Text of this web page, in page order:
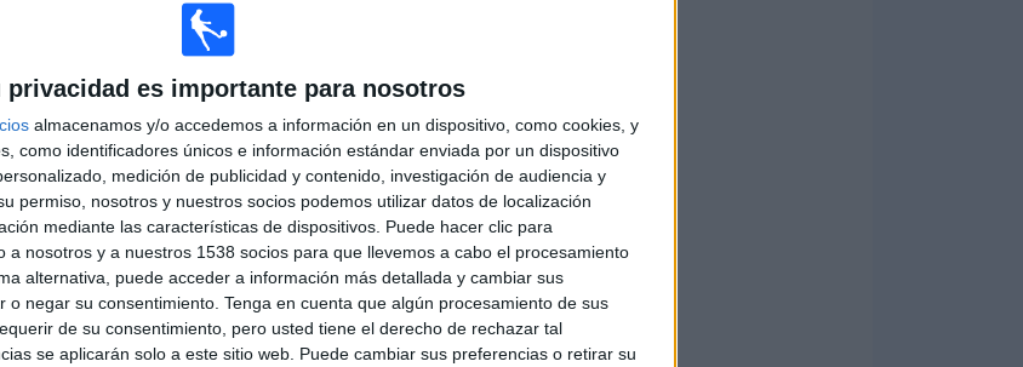
privacidad es importante para nosotros
almacenamos y/o accedemos a información en un dispositivo, como cookies, y
como identificadores únicos e información estándar enviada por un dispositivo
medición de publicidad y contenido, investigación de audiencia y
permiso, nosotros y nuestros socios podemos utilizar datos de localización
mediante las características de dispositivos. Puede hacer clic para
a nosotros y a nuestros 1538 socios para que llevemos a cabo el procesamiento
alternativa, puede acceder a información más detallada y cambiar sus
o negar su consentimiento. Tenga en cuenta que algún procesamiento de sus
de su consentimiento, pero usted tiene el derecho de rechazar tal
se aplicarán solo a este sitio web. Puede cambiar sus preferencias o retirar su
EQUIPOS TELEVISADOS
ÚLTIMO PARTIDO
Manchester City - RB Leipzig
15/9/2021 Champions League
Ranking equipos por nº de partidos Visitante